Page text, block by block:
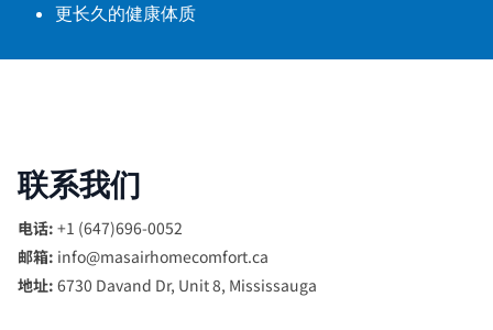
更长久的健康体质
联系我们
电话: +1 (647)696-0052
邮箱: info@masairhomecomfort.ca
地址: 6730 Davand Dr, Unit 8, Mississauga